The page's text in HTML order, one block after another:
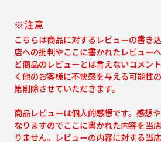
※注意
こちらは商品に対するレビューの書き
店への批判やここに書かれたレビュー
ど商品のレビューとは言えないコメン
く他のお客様に不快感を与える可能性
第削除させていただきます。
商品レビューは個人的感想です。感想
なりますのでここに書かれた内容を当
りません。レビューの内容に対する当